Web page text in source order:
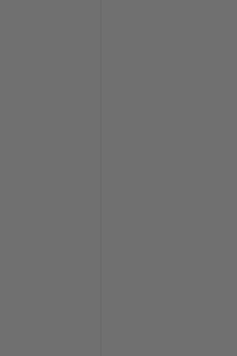
Duitsland
levering
klant, snelle